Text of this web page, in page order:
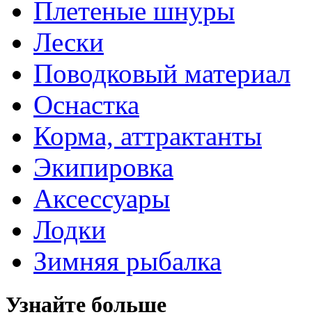
Плетеные шнуры
Лески
Поводковый материал
Оснастка
Корма, аттрактанты
Экипировка
Аксессуары
Лодки
Зимняя рыбалка
Узнайте больше